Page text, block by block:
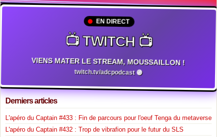
EN DIRECT
📺 TWITCH 📺
VIENS MATER LE STREAM, MOUSSAILLON !
twitch.tv/adcpodcast 🟣
Derniers articles
L'apéro du Captain #433 : Fin de parcours pour l'oeuf Tenga du metaverse
L'apéro du Captain #432 : Trop de vibrafion pour le futur du SLS